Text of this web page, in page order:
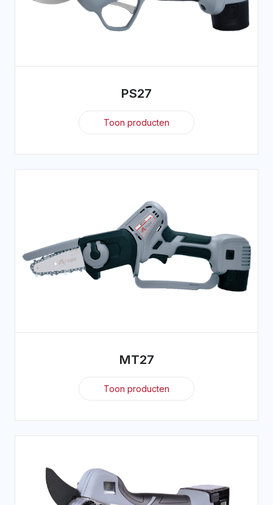
PS27
Toon producten
MT27
Toon producten